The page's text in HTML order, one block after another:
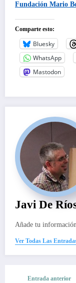
Fundación Mario
Comparte esto:
Bluesky
WhatsApp
Mastodon
Javi De
Añade tu
Ver Todas Las
Entrada anterior